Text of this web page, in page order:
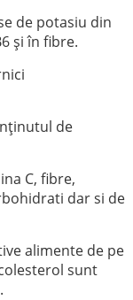
de potasiu din
și în fibre.
de
C, fibre,
dar si de
alimente de pe
sunt